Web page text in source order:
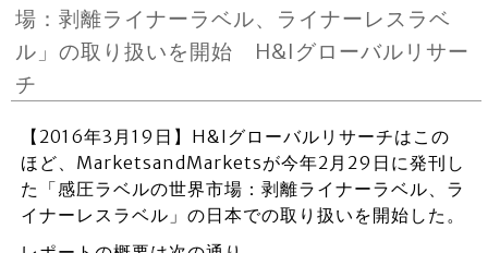
場：剥離ライナーラベル、ライナーレスラベ
ル」の取り扱いを開始 H&Iグローバルリサー
チ
【2016年3月19日】H&Iグローバルリサーチはこの
ほど、MarketsandMarketsが今年2月29日に発刊し
た「感圧ラベルの世界市場：剥離ライナーラベル、ラ
イナーレスラベル」の日本での取り扱いを開始した。